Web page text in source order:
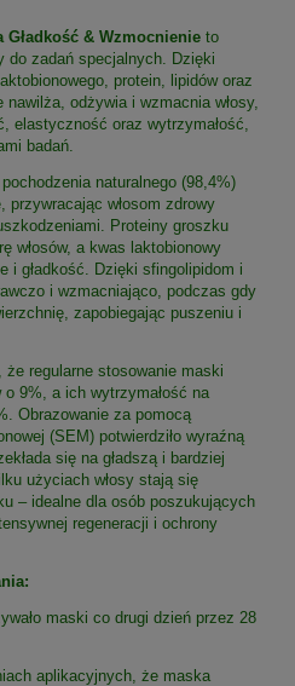
Gładkość & Wzmocnienie to
do zadań specjalnych. Dzięki
protein, lipidów oraz
odżywia i wzmacnia włosy,
elastyczność oraz wytrzymałość,
badań.
naturalnego (98,4%)
przywracając włosom zdrowy
Proteiny groszku
włosów, a kwas laktobionowy
i gładkość. Dzięki sfingolipidom i
i wzmacniająco, podczas gdy
zapobiegając puszeniu i
że regularne stosowanie maski
9%, a ich wytrzymałość na
Obrazowanie za pomocą
(SEM) potwierdziło wyraźną
się na gładszą i bardziej
użyciach włosy stają się
– idealne dla osób poszukujących
regeneracji i ochrony
maski co drugi dzień przez 28
aplikacyjnych, że maska